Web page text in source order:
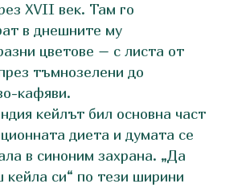
XVII век. Там го
в днешните му
цветове – с листа от
тъмнозелени до
кафяви.
кейлът бил основна част
диета и думата се
в синоним захрана. „Да
кейла си“ по тези ширини